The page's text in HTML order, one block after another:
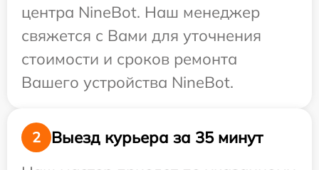
центра NineBot. Наш менеджер
свяжется с Вами для уточнения
стоимости и сроков ремонта
Вашего устройства NineBot.
2
Выезд курьера за 35 минут